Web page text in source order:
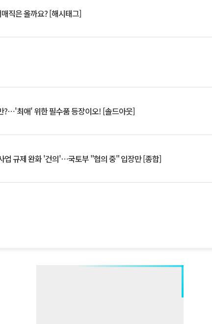
직은 올까요? [해시태그]
?⋯'최애' 위한 필수품 등장이오! [솔드아웃]
업 규제 완화 '건의'⋯국토부 "협의 중" 입장만 [종합]